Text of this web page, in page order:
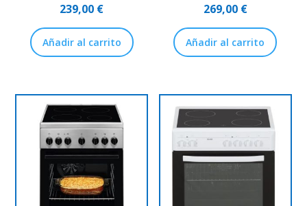
239,00 €
Añadir al carrito
269,00 €
Añadir al carrito